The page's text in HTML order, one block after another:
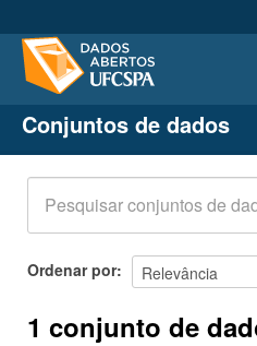
Conjuntos de dados
Organizações
Grupos
Sobre
Conjuntos de dados
Ordenar por
1 conjunto de